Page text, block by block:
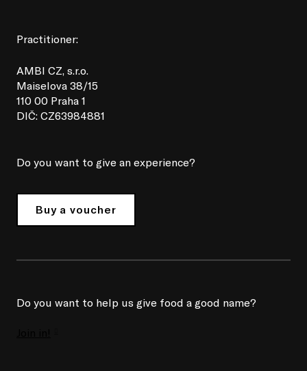
Practitioner:
AMBI CZ, s.r.o.
Maiselova 38/15
110 00 Praha 1
DIČ: CZ63984881
Do you want to give an experience?
Buy a voucher
Do you want to help us give food a good name?